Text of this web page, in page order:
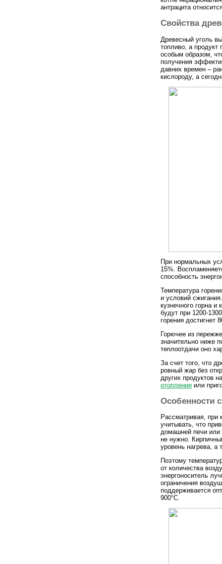
антрацита
Свойства
Древесный уголь
топливо, а продукт
особым образом,
получения
давних времен –
кислороду, а
При нормальных
15%.
способность
Температура
и условий
кузнечного горна
будут при 1200-
горения достигнет
Горючее из
значительно ниже
теплоотдачи оно
За счет того, что
ровный жар без
других продуктов
отопления или
Особенности
Рассматривая, при
учитывать, что
домашней печи или
не нужно.
уровень нагрева, а
Поэтому
от количества
энергоноситель
ограничения
поддерживается
900°С.